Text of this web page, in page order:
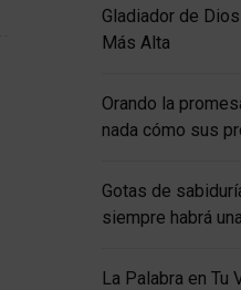
Gladiador de
Más Alta
Orando la
nada cómo sus
Gotas de
siempre habrá
La Palabra en Tu